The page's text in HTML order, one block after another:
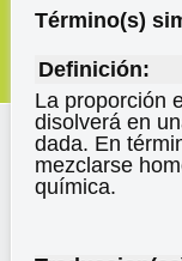
Término(s)
Definición:
La proporción
disolverá en
dada. En
mezclarse
química.